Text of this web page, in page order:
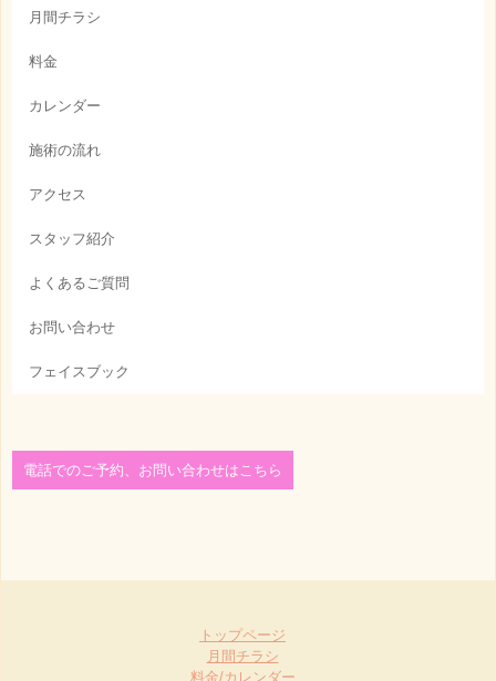
月間チラシ
料金
カレンダー
施術の流れ
アクセス
スタッフ紹介
よくあるご質問
お問い合わせ
フェイスブック
電話でのご予約、お問い合わせはこちら
トップページ
月間チラシ
料金/カレンダー